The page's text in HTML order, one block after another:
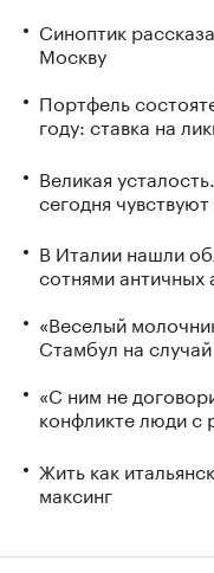
Синоптик
Москву
Портфель
году: ставка на
Великая
сегодня
В Италии нашли
сотнями
«Веселый
Стамбул на
«С ним не
конфликте люди с
Жить как
максинг